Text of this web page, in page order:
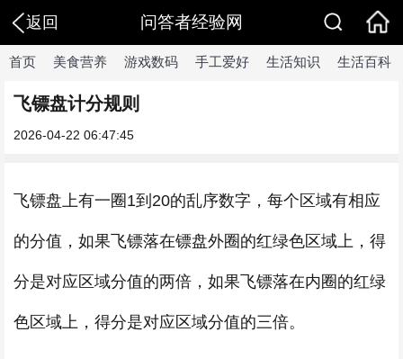
返回 问答者经验网
首页 美食营养 游戏数码 手工爱好 生活知识 生活百科
飞镖盘计分规则
2026-04-22 06:47:45
飞镖盘上有一圈1到20的乱序数字，每个区域有相应
的分值，如果飞镖落在镖盘外圈的红绿色区域上，得
分是对应区域分值的两倍，如果飞镖落在内圈的红绿
色区域上，得分是对应区域分值的三倍。